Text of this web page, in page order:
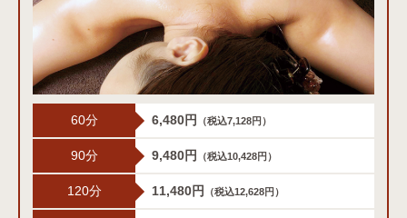
60分 6,480円 （税込7,128円）
90分 9,480円 （税込10,428円）
120分 11,480円 （税込12,628円）